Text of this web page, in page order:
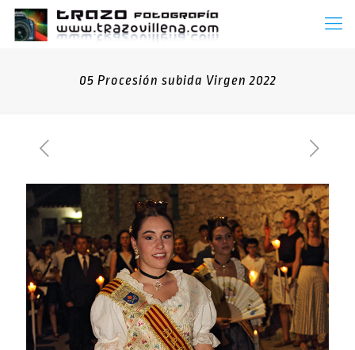
05 Procesión subida Virgen 2022